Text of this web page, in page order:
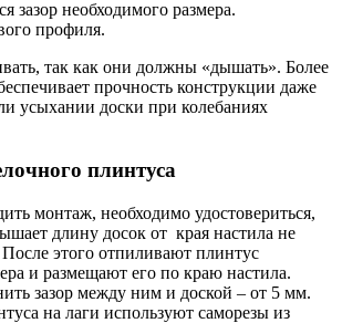
зазор необходимого размера.
профиля.
так как они должны «дышать». Более
прочность конструкции даже
усыхании доски при колебаниях
плинтуса
монтаж, необходимо удостовериться,
длину досок от края настила не
этого отпиливают плинтус
и размещают его по краю настила.
зазор между ним и доской – от 5 мм.
на лаги используют саморезы из